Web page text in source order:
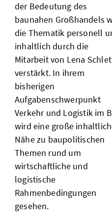
der Bedeutung des
baunahen Großhandels
die Thematik personell
inhaltlich durch die
Mitarbeit von Lena
verstärkt. In ihrem
bisherigen
Aufgabenschwerpunkt
Verkehr und Logistik im
wird eine große
Nähe zu baupolitischen
Themen rund um
wirtschaftliche und
logistische
Rahmenbedingungen
gesehen.